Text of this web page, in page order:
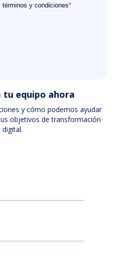
tu equipo ahora
y cómo podemos ayudar
objetivos de transformación
digital.